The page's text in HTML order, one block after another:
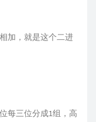
加，就是这个二进
每三位分成1组，高